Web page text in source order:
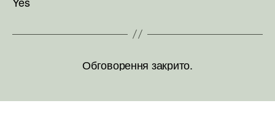
Обговорення закрито.